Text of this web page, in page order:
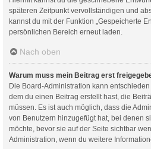
späteren Zeitpunkt vervollständigen und
kannst du mit der Funktion „Gespeicherte
persönlichen Bereich erneut laden.
Nach oben
Warum muss mein Beitrag erst
Die Board-Administration kann
dem du einen Beitrag erstellt hast, die
müssen. Es ist auch möglich, dass die
von Benutzern hinzugefügt hat, bei denen
möchte, bevor sie auf der Seite sichtbar
Administration, wenn du weitere